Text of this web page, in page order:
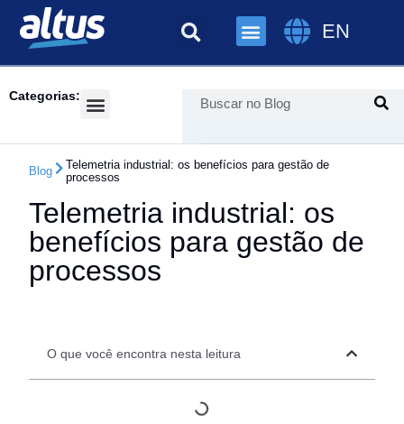
EN
Categorias:
Blog
Telemetria industrial: os benefícios para gestão de
processos
Telemetria industrial: os
benefícios para gestão de
processos
O que você encontra nesta leitura